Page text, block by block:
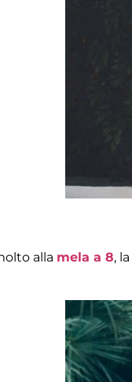
alla mela a 8, la